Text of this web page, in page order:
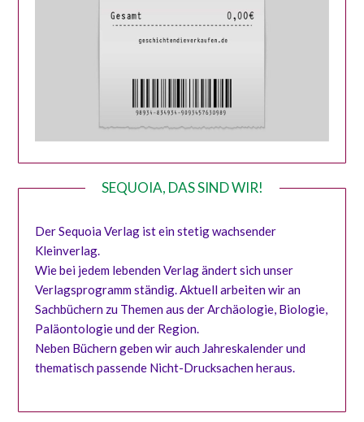
SEQUOIA, DAS SIND WIR!
Der Sequoia Verlag ist ein stetig wachsender
Kleinverlag.
Wie bei jedem lebenden Verlag ändert sich unser
Verlagsprogramm ständig. Aktuell arbeiten wir an
Sachbüchern zu Themen aus der Archäologie, Biologie,
Paläontologie und der Region.
Neben Büchern geben wir auch Jahreskalender und
thematisch passende Nicht-Drucksachen heraus.